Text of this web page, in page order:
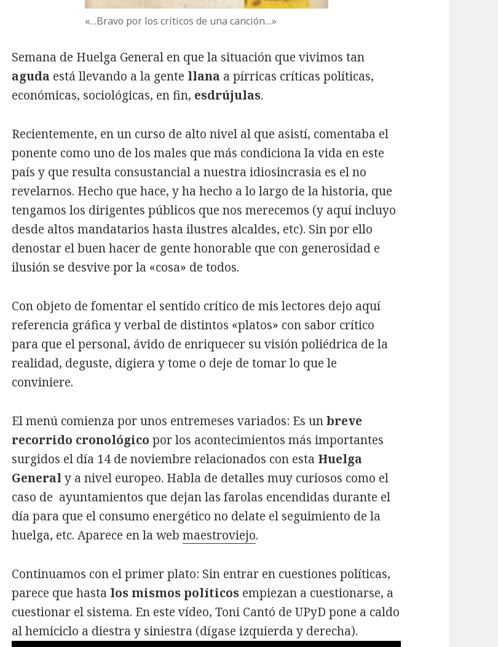
«…Bravo por los críticos de una canción…»
Semana de Huelga General en que la situación que vivimos tan
aguda está llevando a la gente llana a pírricas críticas políticas,
económicas, sociológicas, en fin, esdrújulas.
Recientemente, en un curso de alto nivel al que asistí, comentaba el
ponente como uno de los males que más condiciona la vida en este
país y que resulta consustancial a nuestra idiosincrasia es el no
revelarnos. Hecho que hace, y ha hecho a lo largo de la historia, que
tengamos los dirigentes públicos que nos merecemos (y aquí incluyo
desde altos mandatarios hasta ilustres alcaldes, etc). Sin por ello
denostar el buen hacer de gente honorable que con generosidad e
ilusión se desvive por la «cosa» de todos.
Con objeto de fomentar el sentido crítico de mis lectores dejo aquí
referencia gráfica y verbal de distintos «platos» con sabor crítico
para que el personal, ávido de enriquecer su visión poliédrica de la
realidad, deguste, digiera y tome o deje de tomar lo que le
conviniere.
El menú comienza por unos entremeses variados: Es unbreve
recorrido cronológico por los acontecimientos más importantes
surgidos el día 14 de noviembre relacionados con esta Huelga
General y a nivel europeo. Habla de detalles muy curiosos como el
caso de ayuntamientos que dejan las farolas encendidas durante el
día para que el consumo energético no delate el seguimiento de la
huelga, etc. Aparece en la webmaestroviejo.
Continuamos con el primer plato: Sin entrar en cuestiones políticas,
parece que hasta los mismos políticos empiezan a cuestionarse, a
cuestionar el sistema. En este vídeo, Toni Cantó de UPyD pone a caldo
al hemiciclo a diestra y siniestra (dígase izquierda y derecha).